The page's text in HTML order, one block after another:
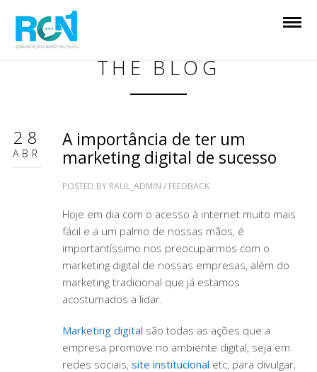
THE BLOG
28
ABR
A importância de ter um
marketing digital de sucesso
POSTED BY RAUL_ADMIN / FEEDBACK
Hoje em dia com o acesso à internet muito mais
fácil e a um palmo de nossas mãos, é
importantíssimo nos preocuparmos com o
marketing digital de nossas empresas, além do
marketing tradicional que já estamos
acostumados a lidar.
Marketing digital são todas as ações que a
empresa promove no ambiente digital, seja em
redes sociais, site institucional etc, para divulgar,